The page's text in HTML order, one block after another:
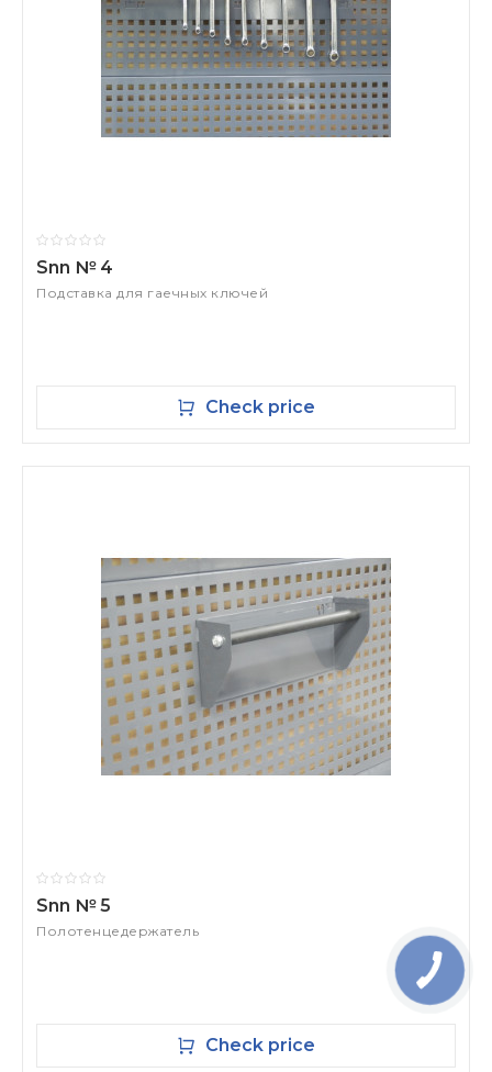
Snn № 4
Подставка для гаечных ключей
Check price
Snn № 5
Полотенцедержатель
Check price